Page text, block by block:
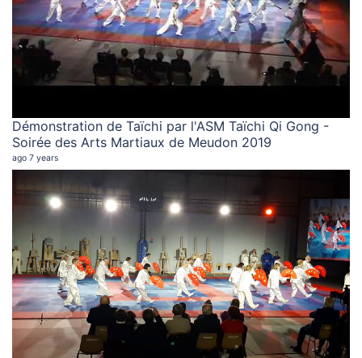
Démonstration de Taïchi par l'ASM Taïchi Qi Gong -
Soirée des Arts Martiaux de Meudon 2019
ago 7 years